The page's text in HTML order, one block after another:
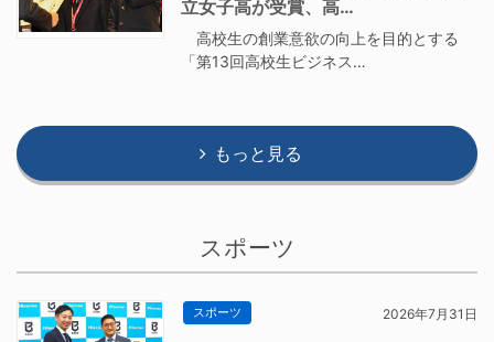
立女子高が受賞、高…
高校生の創業意欲の向上を目的とする
「第13回高校生ビジネス…
もっと見る
スポーツ
スポーツ 2026年7月31日